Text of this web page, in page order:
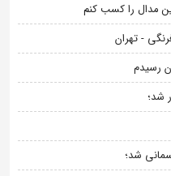
مدال را کسب کنم
- تهران
رسیدم
شد؛
شد؛